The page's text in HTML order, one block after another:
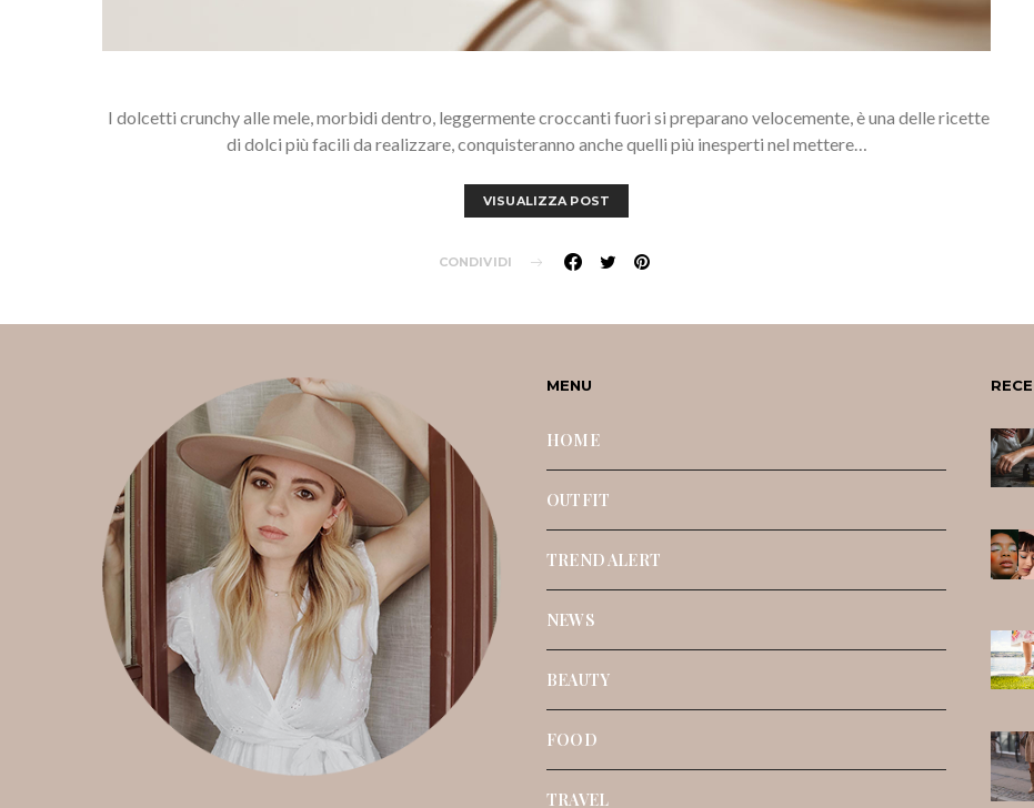
I dolcetti crunchy alle mele, morbidi dentro, leggermente croccanti fuori si preparano velocemente, è una delle ricette
di dolci più facili da realizzare, conquisteranno anche quelli più inesperti nel mettere…
VISUALIZZA POST
CONDIVIDI
MENU
HOME
OUTFIT
TREND ALERT
NEWS
BEAUTY
FOOD
TRAVEL